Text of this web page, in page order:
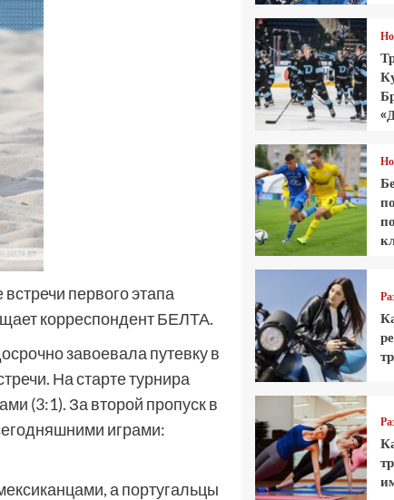
первого этапа
корреспондент БЕЛТА.
завоевала путевку в
На старте турнира
(3:1). За второй пропуск в
играми:
а португальцы